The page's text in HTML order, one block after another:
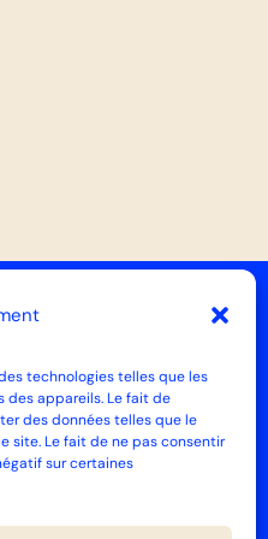
technologies telles que les
des appareils. Le fait de
des données telles que le
site. Le fait de ne pas consentir
sur certaines